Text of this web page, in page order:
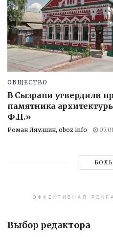
ОБЩЕСТВО
В Сызрани утвердили
памятника
Ф.П.»
Роман Лямшин, oboz.info
ЭФФЕКТИВНАЯ
Выбор редактора